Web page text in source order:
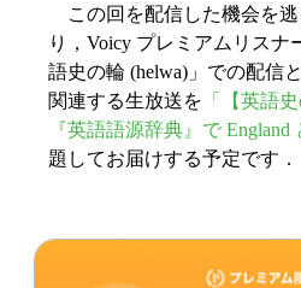
この回を配信した機会を逃
り，Voicy プレミアムリス
語史の輪 (helwa)」での配信
関連する生放送を 「【英語
『英語語源辞典』で England
題してお届けする予定です．